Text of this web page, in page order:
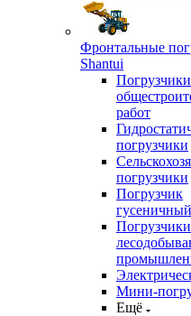
Фронтальные
Shantui
работ
погрузчики
погрузчики
Погрузчик
гусеничный
Мини-
Ещё